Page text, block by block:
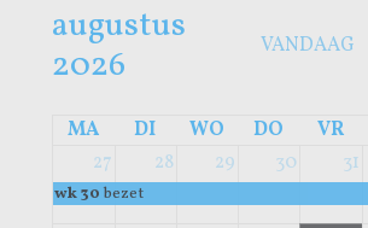
augustus
2026
VANDAAG
MA DI WO DO VR
27
28 29 30 31
wk 30 bezet